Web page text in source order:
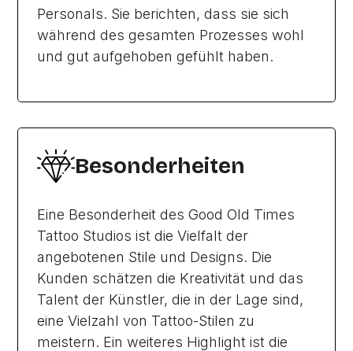
Personals. Sie berichten, dass sie sich
während des gesamten Prozesses wohl
und gut aufgehoben gefühlt haben.
Besonderheiten
Eine Besonderheit des Good Old Times
Tattoo Studios ist die Vielfalt der
angebotenen Stile und Designs. Die
Kunden schätzen die Kreativität und das
Talent der Künstler, die in der Lage sind,
eine Vielzahl von Tattoo-Stilen zu
meistern. Ein weiteres Highlight ist die